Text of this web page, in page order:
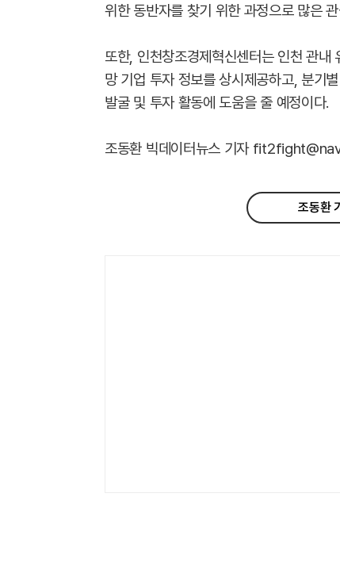
위한 동반자를 찾기 위한 과정으로 많은
또한, 인천창조경제혁신센터는 인천 관
망 기업 투자 정보를 상시제공하고, 분기
발굴 및 투자 활동에 도움을 줄 예정이다.
조동환 빅데이터뉴스 기자
조동환